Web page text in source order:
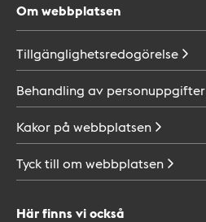
Om webbplatsen
Tillgänglighetsredogörelse
Behandling av personuppgifter
Kakor på webbplatsen
Tyck till om webbplatsen
Här finns vi också